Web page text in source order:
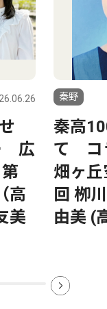
広
高
美
秦野
秦高
て コ
畑ヶ
回 栁
由美 (